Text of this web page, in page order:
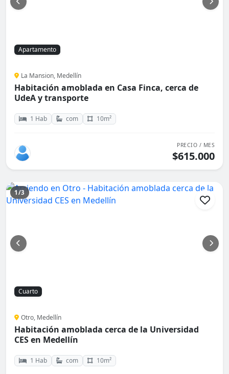
Apartamento
La Mansion, Medellín
Habitación amoblada en Casa Finca, cerca de
UdeA y transporte
1 Hab com 10m²
PRECIO / MES
$615.000
1/3
Cuarto
Otro, Medellín
Habitación amoblada cerca de la Universidad
CES en Medellín
1 Hab com 10m²